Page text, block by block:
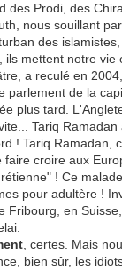
des Prodi, des
nous souillant
des
ils mettent notre vie
a reculé en
parlement de la
plus tard.
Tariq Ramadan
! Tariq Ramadan,
faire croire aux
! Ce
pour adultère !
Fribourg, en
, certes. Mais
bien sûr, les